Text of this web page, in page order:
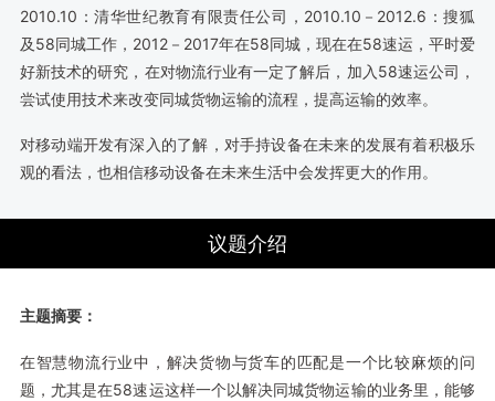
2010.10：清华世纪教育有限责任公司，2010.10－2012.6：搜狐
及58同城工作，2012－2017年在58同城，现在在58速运，平时爱
好新技术的研究，在对物流行业有一定了解后，加入58速运公司，
尝试使用技术来改变同城货物运输的流程，提高运输的效率。
对移动端开发有深入的了解，对手持设备在未来的发展有着积极乐
观的看法，也相信移动设备在未来生活中会发挥更大的作用。
议题介绍
主题摘要：
在智慧物流行业中，解决货物与货车的匹配是一个比较麻烦的问
题，尤其是在58速运这样一个以解决同城货物运输的业务里，能够